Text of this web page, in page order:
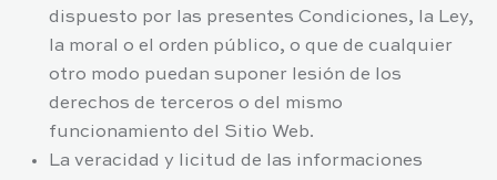
dispuesto por las presentes Condiciones, la Ley,
la moral o el orden público, o que de cualquier
otro modo puedan suponer lesión de los
derechos de terceros o del mismo
funcionamiento del Sitio Web.
La veracidad y licitud de las informaciones